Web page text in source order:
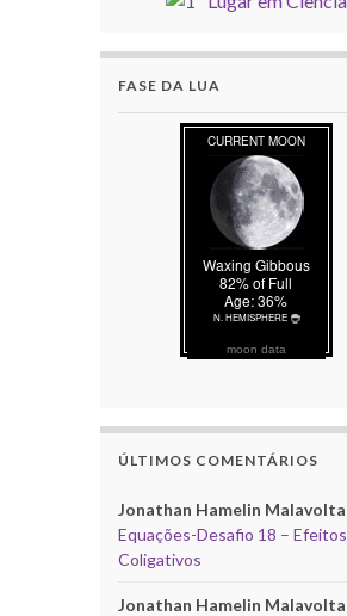
FASE DA LUA
moon data
ÚLTIMOS COMENTÁRIOS
Jonathan Hamelin Malavolta
Equações-Desafio 18 – Efeitos
Coligativos
Jonathan Hamelin Malavolta